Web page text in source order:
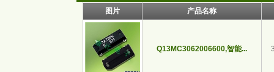
图片 产品名称
Q13MC3062006600,智能...